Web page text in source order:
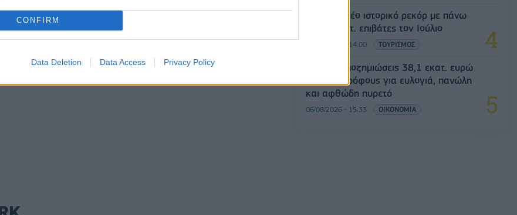
CONFIRM
Data Deletion Data Access Privacy Policy
Aegean: Νέο ιστορικό ρεκόρ με πάνω
από 2 εκατ. επιβάτες τον Ιούλιο
06/08/2026 - 14:00 ΤΟΥΡΙΣΜΟΣ
ΥΠΑΑΤ: Αποζημιώσεις 38,1 εκατ. ευρώ
σε κτηνοτρόφους για ευλογιά, πανώλη
και αφθώδη πυρετό
06/08/2026 - 15:33 ΟΙΚΟΝΟΜΙΑ